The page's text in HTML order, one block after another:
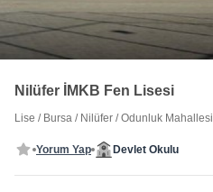
Nilüfer İMKB Fen Lisesi
Lise / Bursa / Nilüfer /Odunluk Mahallesi
Yorum Yap Devlet Okulu